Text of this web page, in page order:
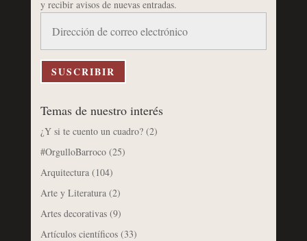
y recibir avisos de nuevas entradas.
correo
electrónico
SUSCRIBIR
Temas de nuestro interés
¿Y si te cuento un cuadro?(2)
#OrgulloBarroco(25)
Arquitectura(104)
Arte y Literatura(2)
Artes decorativas(9)
Artículos científicos(33)